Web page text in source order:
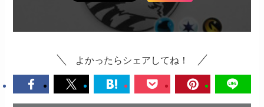
よかったらシェアしてね！